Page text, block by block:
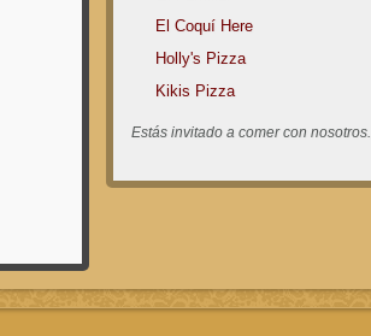
El Coquí Here
Holly's Pizza
Kikis Pizza
Estás invitado a comer con